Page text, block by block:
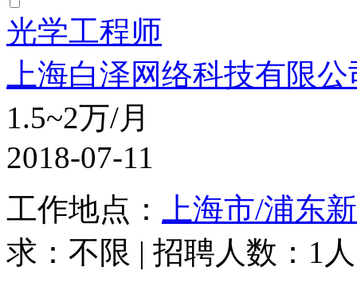
光学工程师
上海白泽网络科技有限公
1.5~2万/月
2018-07-11
工作地点：
上海市/浦东
求：不限 | 招聘人数：1